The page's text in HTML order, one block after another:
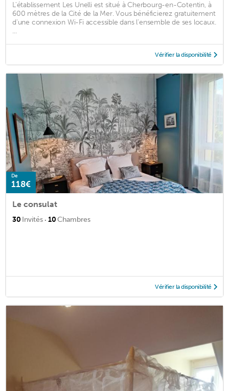
L'établissement Les Unelli est situé à Cherbourg-en-Cotentin, à
600 mètres de la Cité de la Mer. Vous bénéficierez gratuitement
d'une connexion Wi-Fi accessible dans l'ensemble de ses locaux.
...
Vérifier la disponibilité
De
118€
Le consulat
30 Invités · 10Chambres
Vérifier la disponibilité